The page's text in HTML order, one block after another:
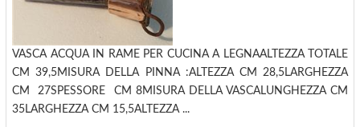
VASCA ACQUA IN RAME PER CUCINA A LEGNAALTEZZA TOTALE
CM 39,5MISURA DELLA PINNA :ALTEZZA CM 28,5LARGHEZZA
CM 27SPESSORE CM 8MISURA DELLA VASCALUNGHEZZA CM
35LARGHEZZA CM 15,5ALTEZZA ...